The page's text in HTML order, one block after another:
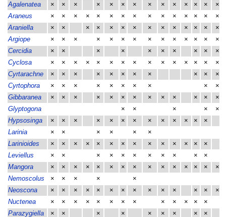
Agalenatea
× × × × × × × × × × × × ×
×
Araneus
× × × × × × × × × × × × × ×
×
Araniella
× × × × × × × × × × × × ×
×
Argiope
× × × × × × × × × × × × ×
×
Cercidia
× × × × × × × × ×
×
Cyclosa
× × × × × × × × × × × × × ×
×
Cyrtarachne
× × × × × × × × × ×
×
Cyrtophora
× × × × × × × × ×
×
Gibbaranea
× × × × × × × × × × × ×
×
Glyptogona
× × × ×
×
Hypsosinga
× × × × × × × × × × × ×
×
Larinia
× × × × ×
×
Larinioides
× × × × × × × × × × × × ×
×
Leviellus
× × × × × × × × × ×
×
Mangora
× × × × × × × × × × × × × ×
×
Nemoscolus
× × × ×
×
Neoscona
× × × × × × × × × × × × ×
×
Nuctenea
× × × × × × × × × × × ×
×
Parazygiella
× × × × × × × ×
×